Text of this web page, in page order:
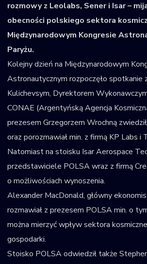
rozmowy z Leolabs, Sener i Isar –
obecności polskiego sektora
Międzynarodowym Kongresie
Paryżu.
Kolejny dzień na Międzynarodowym
Astronautycznym rozpoczęło spotkanie
Kulichevsym, Dyrektorem
CONAE (Argentyńską Agencja
prezesem Grzegorzem Wrochną
oraz porozmawiał min. z firmą KP Labs i
Natomiast na stoisku Isar Aerospace
przedstawiciele POLSA wraz z firmą
o możliwościach wynoszenia.
Alexander MacDonald, główny
rozmawiał z prezesem POLSA min. o
można mierzyć wpływ sektora
gospodarki.
Stoisko POLSA odwiedził także